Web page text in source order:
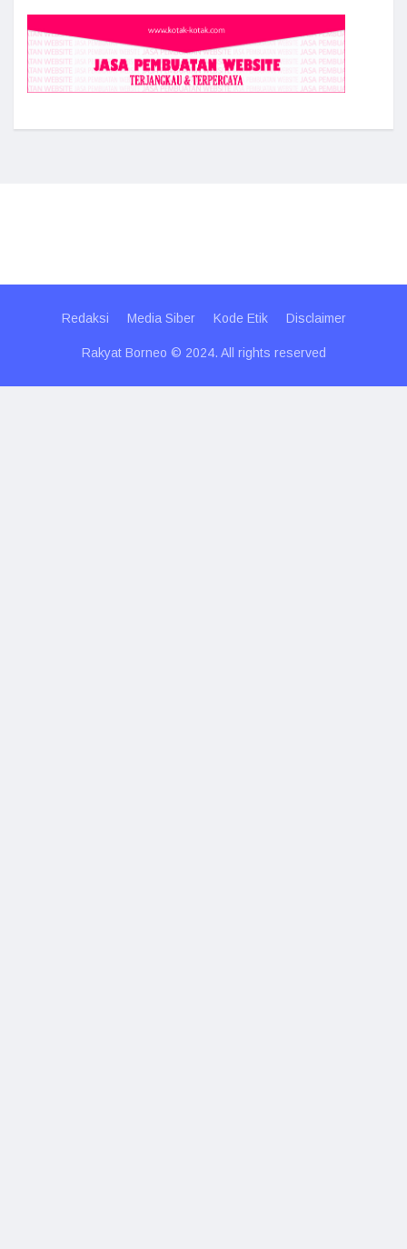
Redaksi Media Siber Kode Etik Disclaimer
Rakyat Borneo © 2024. All rights reserved